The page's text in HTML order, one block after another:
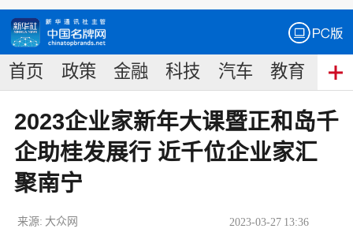
首页 政策 金融 科技 汽车 教育 食
2023企业家新年大课暨正和岛千
企助桂发展行 近千位企业家汇
聚南宁
2023-03-27 13:36
来源: 大众网